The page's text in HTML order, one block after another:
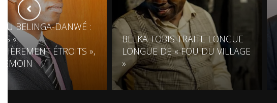
BELINGA-DANWÉ :
«
ÉTROITS »,
BELKA TOBIS TRAITE LONGUE
LONGUE DE « FOU DU VILLAGE
»